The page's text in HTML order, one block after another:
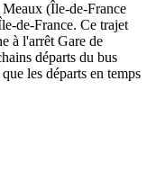
(Île-de-France
de-France. Ce trajet
à l'arrêt Gare de
départs du bus
les départs en temps